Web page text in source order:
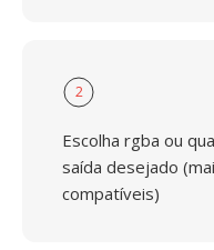
2
Escolha rgba ou
saída desejado
compatíveis)